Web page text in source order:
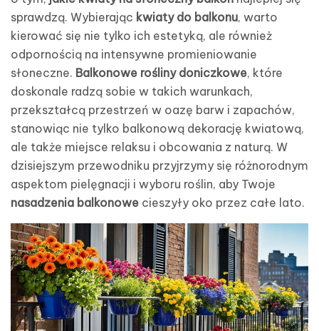
sprawdzą. Wybierając kwiaty do balkonu, warto
kierować się nie tylko ich estetyką, ale również
odpornością na intensywne promieniowanie
słoneczne. Balkonowe rośliny doniczkowe, które
doskonale radzą sobie w takich warunkach,
przekształcą przestrzeń w oazę barw i zapachów,
stanowiąc nie tylko balkonową dekorację kwiatową,
ale także miejsce relaksu i obcowania z naturą. W
dzisiejszym przewodniku przyjrzymy się różnorodnym
aspektom pielęgnacji i wyboru roślin, aby Twoje
nasadzenia balkonowe cieszyły oko przez całe lato.